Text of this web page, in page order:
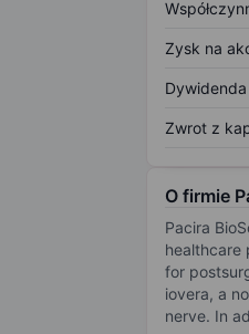
Zysk na
Zwrot z
O firmie
Pacira
healthcare
for
iovera, a
nerve. In